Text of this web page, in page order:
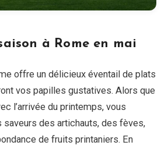
à Rome en mai
offre un délicieux éventail de plats
vos papilles gustatives. Alors que
l’arrivée du printemps, vous
saveurs des artichauts, des fèves,
de fruits printaniers. En